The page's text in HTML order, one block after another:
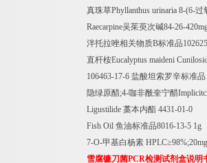
真珠草Phyllanthus urinaria 8-(6-过
Raecarpine吴茱萸次碱84-26-
泮托拉唑相关物质B标准品
直杆桉Eucalyptus maideni
106463-17-6 盐酸坦索罗辛标准品
隐绿原醋;4-咖非酰奎宁醋
Ligustilide 藁本内酯 4431-01-0
Fish Oil 鱼油标准品8016-13-5 1g
7-O-甲基白杨素 HPLC≥
雪腐镰刀菌PCR检测试剂盒说明